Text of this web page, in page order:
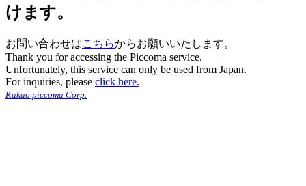
けます。
お問い合わせはこちらからお願いいたします。
Thank you for accessing the Piccoma service.
Unfortunately, this service can only be used from Japan.
For inquiries, please click here.
Kakao piccoma Corp.